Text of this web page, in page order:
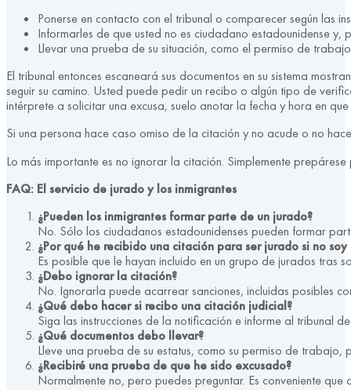
Ponerse en contacto con el tribunal o comparecer según las
Informarles de que usted no es ciudadano estadounidense y,
Llevar una prueba de su situación, como el permiso de
El tribunal entonces escaneará sus documentos en su sistema
seguir su camino. Usted puede pedir un recibo o algún tipo de
intérprete a solicitar una excusa, suelo anotar la fecha y hora en
Si una persona hace caso omiso de la citación y no acude o no
Lo más importante es no ignorar la citación. Simplemente
FAQ: El servicio de jurado y los inmigrantes
¿Pueden los inmigrantes formar parte de un jurado?
No. Sólo los ciudadanos estadounidenses pueden formar
¿Por qué he recibido una citación para ser jurado si no
Es posible que le hayan incluido en un grupo de jurados tras
¿Debo ignorar la citación?
No. Ignorarla puede acarrear sanciones, incluidas posibles
¿Qué debo hacer si recibo una citación judicial?
Siga las instrucciones de la notificación e informe al tribunal
¿Qué documentos debo llevar?
Lleve una prueba de su estatus, como su permiso de
¿Recibiré una prueba de que he sido excusado?
Normalmente no, pero puedes preguntar. Es conveniente